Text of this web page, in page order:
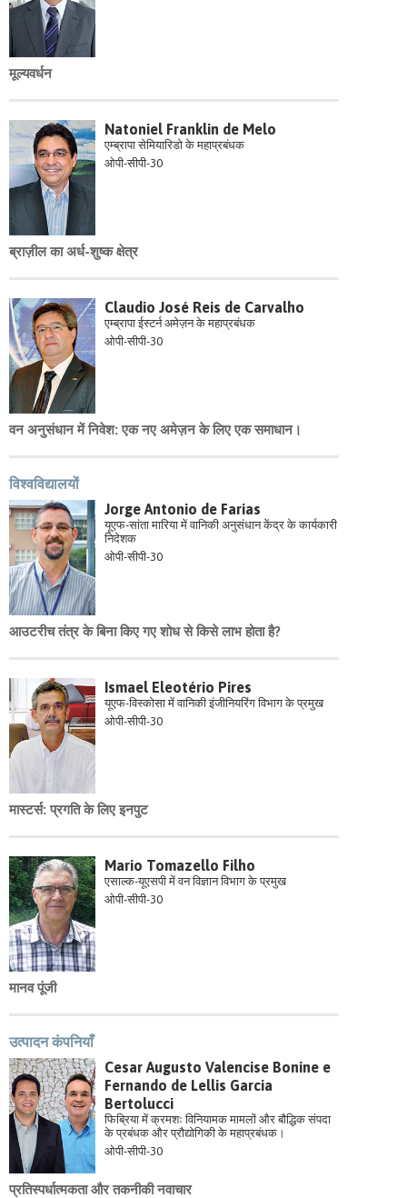
मूल्यवर्धन
Natoniel Franklin de Melo
एम्ब्रापा सेमियारिडो के महाप्रबंधक
ओपी-सीपी-30
ब्राज़ील का अर्ध-शुष्क क्षेत्र
Claudio José Reis de Carvalho
एम्ब्रापा ईस्टर्न अमेज़न के महाप्रबंधक
ओपी-सीपी-30
वन अनुसंधान में निवेश: एक नए अमेज़न के लिए एक समाधान।
विश्वविद्यालयों
Jorge Antonio de Farias
यूएफ-सांता मारिया में वानिकी अनुसंधान केंद्र के कार्यकारी
निदेशक
ओपी-सीपी-30
आउटरीच तंत्र के बिना किए गए शोध से किसे लाभ होता है?
Ismael Eleotério Pires
यूएफ-विस्कोसा में वानिकी इंजीनियरिंग विभाग के प्रमुख
ओपी-सीपी-30
मास्टर्स: प्रगति के लिए इनपुट
Mario Tomazello Filho
एसाल्क-यूएसपी में वन विज्ञान विभाग के प्रमुख
ओपी-सीपी-30
मानव पूंजी
उत्पादन कंपनियाँ
Cesar Augusto Valencise Bonine e
Fernando de Lellis Garcia
Bertolucci
फिब्रिया में क्रमशः विनियामक मामलों और बौद्धिक संपदा
के प्रबंधक और प्रौद्योगिकी के महाप्रबंधक।
ओपी-सीपी-30
प्रतिस्पर्धात्मकता और तकनीकी नवाचार